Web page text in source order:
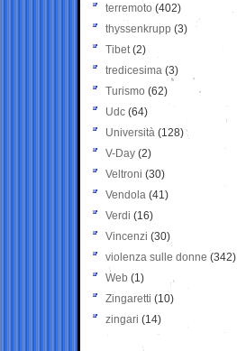
terremoto (402)
thyssenkrupp (3)
Tibet(2)
tredicesima (3)
Turismo (62)
Udc (64)
Università (128)
V-Day (2)
Veltroni (30)
Vendola (41)
Verdi (16)
Vincenzi (30)
violenza sulle donne (342)
Web (1)
Zingaretti (10)
zingari (14)